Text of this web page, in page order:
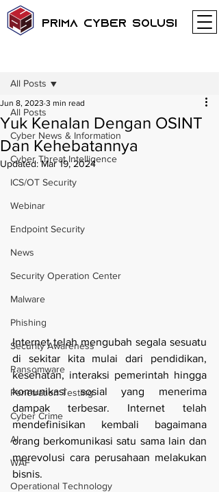
Prima Cyber Solusi
All Posts
Cyber News & Information
Cyber Threat Intelligence
ICS/OT Security
Webinar
Endpoint Security
News
Security Operation Center
Malware
Phishing
Security Awareness
Ransomware
Penetration Testing
Cyber Crime
AI
WAF
Operational Technology
All Posts
Yuk Kenalan Dengan OSINT
Dan Kehebatannya
Jun 8, 2023 3 min read
Updated:Mar 19, 2024
Internet telah mengubah segala sesuatu
di sekitar kita mulai dari pendidikan,
kesehatan, interaksi pemerintah hingga
komunikasi sosial yang menerima
dampak terbesar. Internet telah
mendefinisikan kembali bagaimana
orang berkomunikasi satu sama lain dan
merevolusi cara perusahaan melakukan
bisnis.